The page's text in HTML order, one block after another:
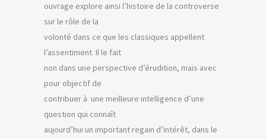
ouvrage explore ainsi l’histoire de la controverse
sur le rôle de la
volonté dans ce que les classiques appellent
l’assentiment. Il le fait
non dans une perspective d’érudition, mais avec
pour objectif de
contribuer à une meilleure intelligence d’une
question qui connaît
aujourd’hui un important regain d’intérêt, dans le